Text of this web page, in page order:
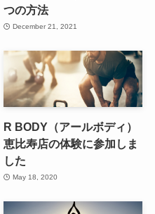
つの方法
December 21, 2021
R BODY（アールボディ）
恵比寿店の体験に参加しま
した
May 18, 2020